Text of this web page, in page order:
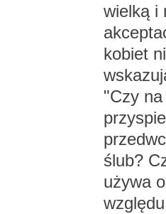
wielką i
kobiet
"Czy
ślub?
używa